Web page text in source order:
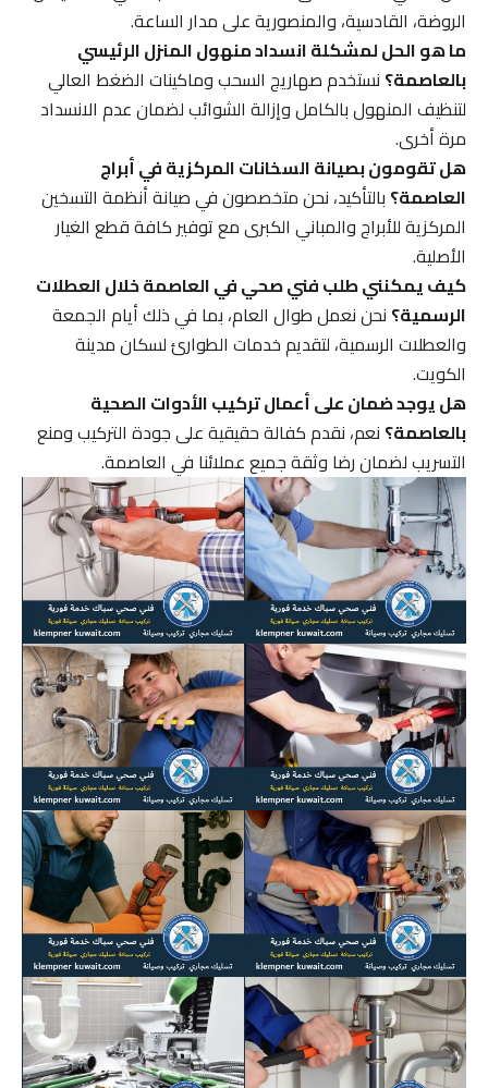
الروضة، القادسية، والمنصورية على مدار الساعة.
ما هو الحل لمشكلة انسداد منهول المنزل الرئيسي
بالعاصمة؟نستخدم صهاريج السحب وماكينات الضغط العالي
لتنظيف المنهول بالكامل وإزالة الشوائب لضمان عدم الانسداد
مرة أخرى.
هل تقومون بصيانة السخانات المركزية في أبراج
العاصمة؟بالتأكيد، نحن متخصصون في صيانة أنظمة التسخين
المركزية للأبراج والمباني الكبرى مع توفير كافة قطع الغيار
الأصلية.
كيف يمكنني طلب فني صحي في العاصمة خلال العطلات
الرسمية؟نحن نعمل طوال العام، بما في ذلك أيام الجمعة
والعطلات الرسمية، لتقديم خدمات الطوارئ لسكان مدينة
الكويت.
هل يوجد ضمان على أعمال تركيب الأدوات الصحية
بالعاصمة؟نعم، نقدم كفالة حقيقية على جودة التركيب ومنع
التسريب لضمان رضا وثقة جميع عملائنا في العاصمة.